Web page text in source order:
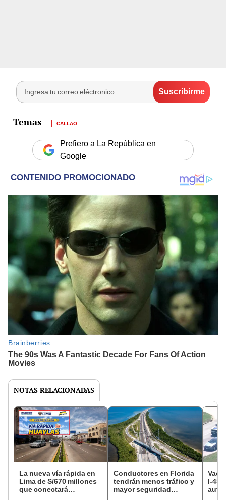
CALLAO
Prefiero a La República en
Google
NOTAS RELACIONADAS
La nueva vía rápida en
Lima de S/670 millones
que conectará
Conductores en Florida
tendrán menos tráfico y
mayor seguridad
I-45